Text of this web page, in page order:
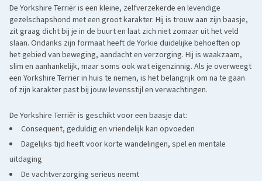
andere vachtstructuur (dik en pluizig), maar net zo trouw aan zijn
eigenaar.
Cairn Terriër: een meer robuuste terriër, die minder sierlijk is dan
de Yorkie, maar met een vergelijkbare zelfstandige en moedige
aard.
De Yorkshire Terriër is een kleine, zelfverzekerde en levendige
gezelschapshond met een groot karakter. Hij is trouw aan zijn baasje,
zit graag dicht bij je in de buurt en laat zich niet zomaar uit het veld
slaan. Ondanks zijn formaat heeft de Yorkie duidelijke behoeften op
het gebied van beweging, aandacht en verzorging. Hij is waakzaam,
slim en aanhankelijk, maar soms ook wat eigenzinnig. Als je overweegt
een Yorkshire Terriër in huis te nemen, is het belangrijk om na te gaan
of zijn karakter past bij jouw levensstijl en verwachtingen.
De Yorkshire Terriër is geschikt voor een baasje dat:
Consequent, geduldig en vriendelijk kan opvoeden
Dagelijks tijd heeft voor korte wandelingen, spel en mentale
uitdaging
De vachtverzorging serieus neemt